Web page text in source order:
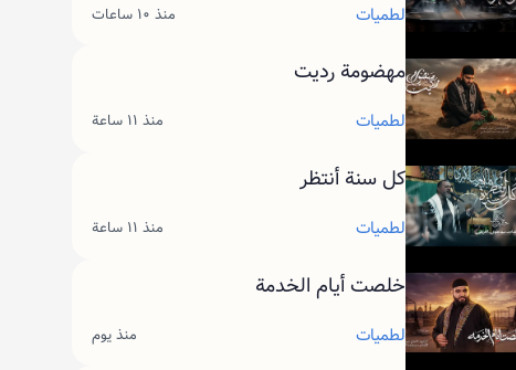
لطميات منذ ١٠ ساعات
مهضومة رديت
لطميات منذ ١١ ساعة
كل سنة أنتظر
لطميات منذ ١١ ساعة
خلصت أيام الخدمة
لطميات منذ يوم